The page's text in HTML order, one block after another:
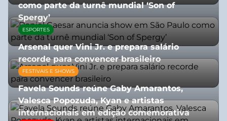
como parte da turnê mundial ‘Son of
Spergy’
05/08/2026
ESPORTES
Arsenal quer Vini Jr. e prepara salário
recorde para convencer brasileiro
27/07/2026
FESTIVAIS E SHOWS
Favela Sounds reúne Gaby Amarantos,
Valesca Popozuda, Kyan e artistas
internacionais em edição comemorativa